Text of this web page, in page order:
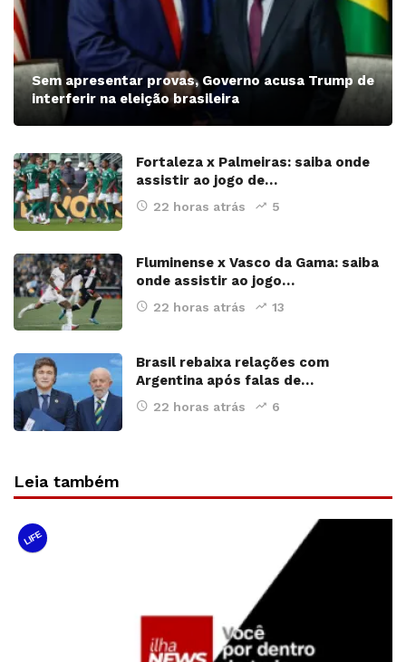
Sem apresentar provas, Governo acusa Trump de
interferir na eleição brasileira
Fortaleza x Palmeiras: saiba onde
assistir ao jogo de…
22 horas atrás 5
Fluminense x Vasco da Gama: saiba
onde assistir ao jogo…
22 horas atrás 13
Brasil rebaixa relações com
Argentina após falas de…
22 horas atrás 6
Leia também
LIFE